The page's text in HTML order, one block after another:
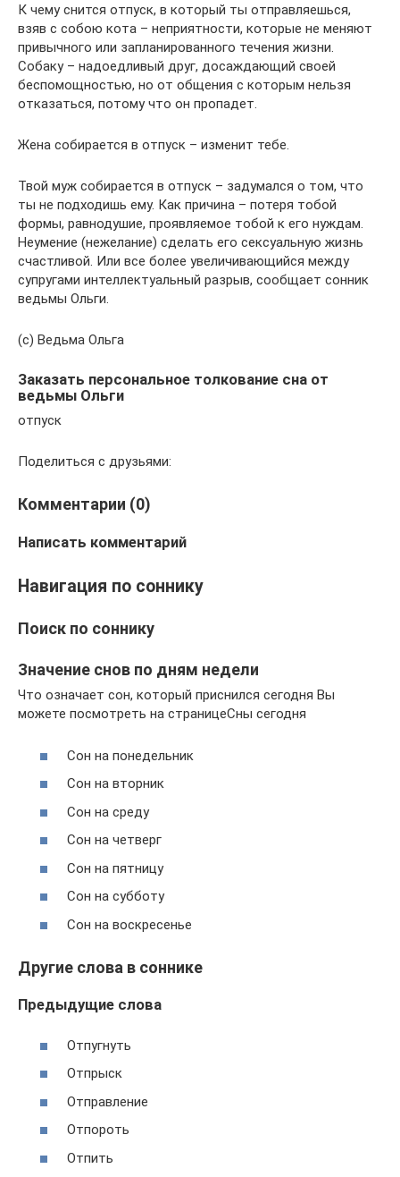
К чему снится отпуск, в который ты отправляешься,
взяв с собою кота – неприятности, которые не меняют
привычного или запланированного течения жизни.
Собаку – надоедливый друг, досаждающий своей
беспомощностью, но от общения с которым нельзя
отказаться, потому что он пропадет.
Жена собирается в отпуск – изменит тебе.
Твой муж собирается в отпуск – задумался о том, что
ты не подходишь ему. Как причина – потеря тобой
формы, равнодушие, проявляемое тобой к его нуждам.
Неумение (нежелание) сделать его сексуальную жизнь
счастливой. Или все более увеличивающийся между
супругами интеллектуальный разрыв, сообщает сонник
ведьмы Ольги.
(с) Ведьма Ольга
Заказать персональное толкование сна от
ведьмы Ольги
отпуск
Поделиться с друзьями:
Комментарии (0)
Написать комментарий
Навигация по соннику
Поиск по соннику
Значение снов по дням недели
Что означает сон, который приснился сегодня Вы
можете посмотреть на страницеСны сегодня
Сон на понедельник
Сон на вторник
Сон на среду
Сон на четверг
Сон на пятницу
Сон на субботу
Сон на воскресенье
Другие слова в соннике
Предыдущие слова
Отпугнуть
Отпрыск
Отправление
Отпороть
Отпить